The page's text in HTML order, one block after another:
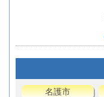
名護市